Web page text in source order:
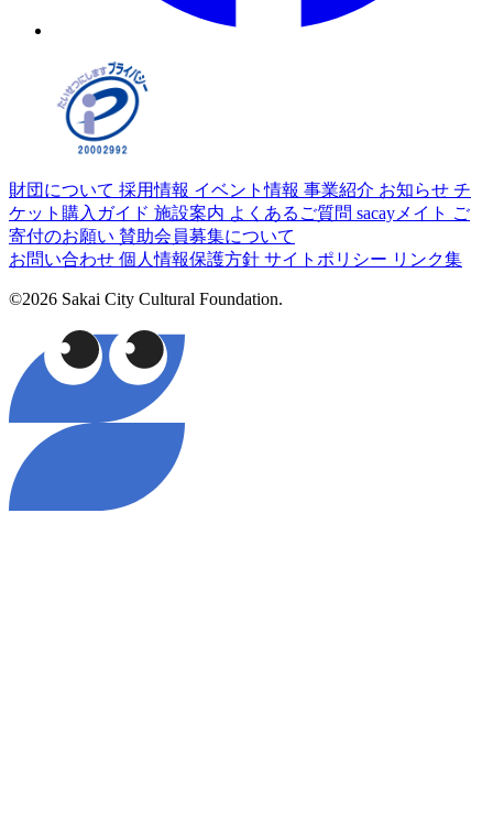
財団について 採用情報 イベント情報 事業紹介 お知らせ チ
ケット購入ガイド 施設案内 よくあるご質問 sacayメイト ご
寄付のお願い 賛助会員募集について
お問い合わせ 個人情報保護方針 サイトポリシー リンク集
©2026 Sakai City Cultural Foundation.